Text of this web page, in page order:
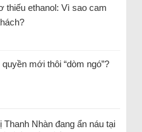
thiếu ethanol: Vì sao cam
mới thôi “dòm ngó”?
Thanh Nhàn đang ẩn náu tại